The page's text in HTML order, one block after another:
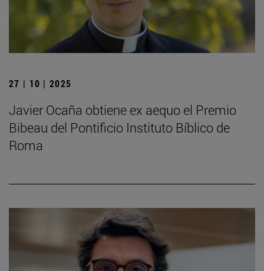
27 | 10 | 2025
Javier Ocaña obtiene ex aequo el Premio
Bibeau del Pontificio Instituto Bíblico de
Roma